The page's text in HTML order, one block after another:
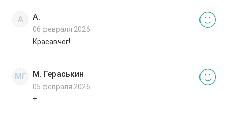
А А.
06 февраля 2026
Красавчег!
МГ М. Гераськин
05 февраля 2026
+